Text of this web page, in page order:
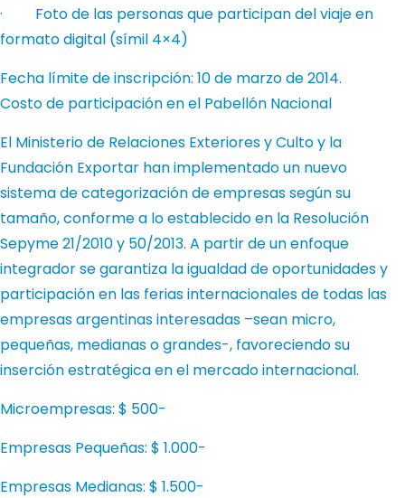
· Foto de las personas que participan del viaje en
formato digital (símil 4×4)
Fecha límite de inscripción: 10 de marzo de 2014.
Costo de participación en el Pabellón Nacional
El Ministerio de Relaciones Exteriores y Culto y la
Fundación Exportar han implementado un nuevo
sistema de categorización de empresas según su
tamaño, conforme a lo establecido en la Resolución
Sepyme 21/2010 y 50/2013. A partir de un enfoque
integrador se garantiza la igualdad de oportunidades y
participación en las ferias internacionales de todas las
empresas argentinas interesadas –sean micro,
pequeñas, medianas o grandes-, favoreciendo su
inserción estratégica en el mercado internacional.
Microempresas: $ 500-
Empresas Pequeñas: $ 1.000-
Empresas Medianas: $ 1.500-